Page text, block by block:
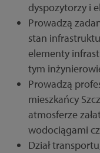
dyspozytorzy i
Prowadzą
stan
elementy
tym
Prowadzą
mieszkańcy
atmosferze
wodociągami
Dział